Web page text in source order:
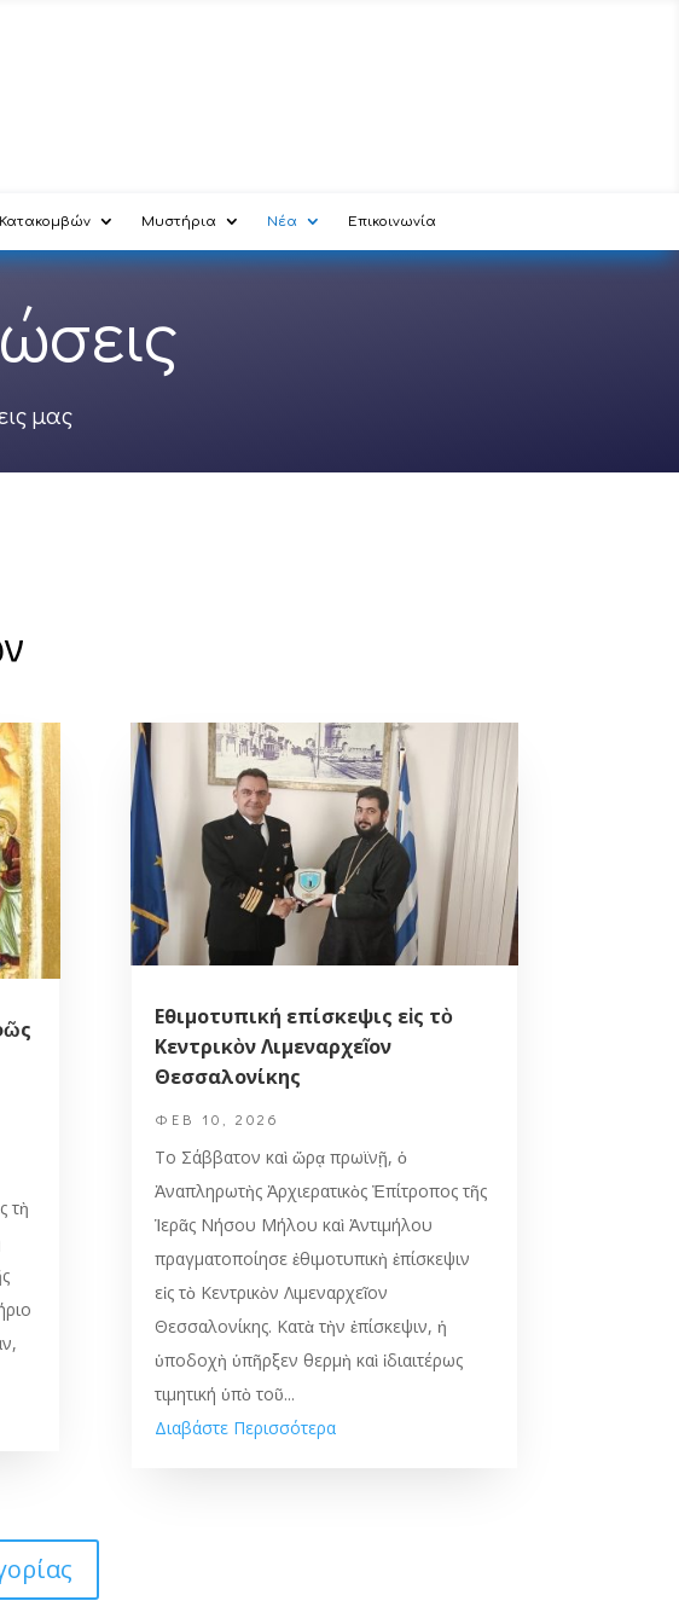
Μυστήρια Νέα Επικοινωνία
μας
τὴ
Εθιμοτυπική επίσκεψις εἰς τὸ
Κεντρικὸν Λιμεναρχεῖον
Θεσσαλονίκης
ΦΕΒ 10, 2026
Το Σάββατον καὶ ὥρᾳ πρωϊνῇ, ὁ
Ἀναπληρωτὴς Ἀρχιερατικὸς Ἐπίτροπος τῆς
Ἱερᾶς Νήσου Μήλου καὶ Ἀντιμήλου
πραγματοποίησε ἐθιμοτυπικὴ ἐπίσκεψιν
εἰς τὸ Κεντρικὸν Λιμεναρχεῖον
Θεσσαλονίκης. Κατὰ τὴν ἐπίσκεψιν, ἡ
ὑποδοχὴ ὑπῆρξεν θερμὴ καὶ ἰδιαιτέρως
τιμητική ὑπὸ τοῦ...
Διαβάστε Περισσότερα